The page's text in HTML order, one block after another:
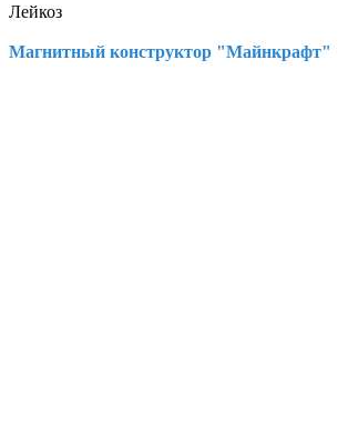
Лейкоз
Магнитный конструктор "Майнкрафт"